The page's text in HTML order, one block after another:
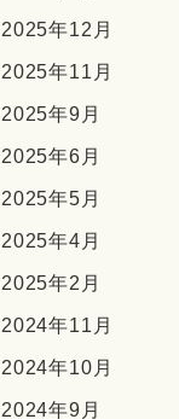
2025年12月
2025年11月
2025年9月
2025年6月
2025年5月
2025年4月
2025年2月
2024年11月
2024年10月
2024年9月